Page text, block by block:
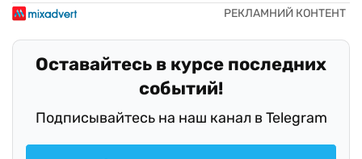
Оставайтесь в курсе последних
событий!
Подписывайтесь на наш канал в Telegram